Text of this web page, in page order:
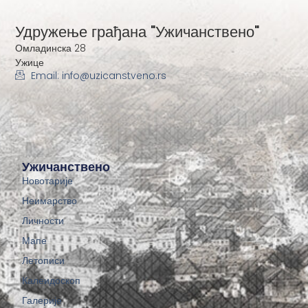
Ужичанствено
Новотарије
Неимарство
Личности
Мапе
Летописи
Калеидоскоп
Галерије
Удружење грађана "Ужичанствено"
Омладинска 28
Ужице
Email: info@uzicanstveno.rs